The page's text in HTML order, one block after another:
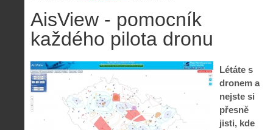
AisView - pomocník
každého pilota dronu
Létáte s
dronem a
nejste si
přesně
jisti, kde